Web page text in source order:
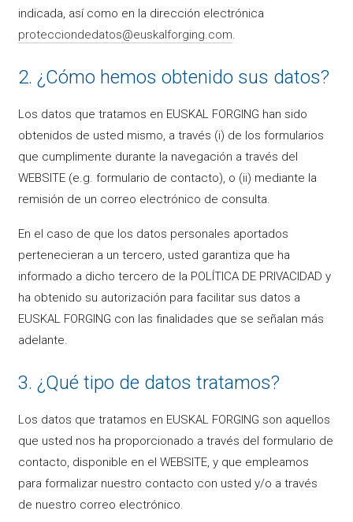
indicada, así como en la dirección electrónica
protecciondedatos@euskalforging.com.
2. ¿Cómo hemos obtenido sus datos?
Los datos que tratamos en EUSKAL FORGING han sido
obtenidos de usted mismo, a través (i) de los formularios
que cumplimente durante la navegación a través del
WEBSITE (e.g. formulario de contacto), o (ii) mediante la
remisión de un correo electrónico de consulta.
En el caso de que los datos personales aportados
pertenecieran a un tercero, usted garantiza que ha
informado a dicho tercero de la POLÍTICA DE PRIVACIDAD y
ha obtenido su autorización para facilitar sus datos a
EUSKAL FORGING con las finalidades que se señalan más
adelante.
3. ¿Qué tipo de datos tratamos?
Los datos que tratamos en EUSKAL FORGING son aquellos
que usted nos ha proporcionado a través del formulario de
contacto, disponible en el WEBSITE, y que empleamos
para formalizar nuestro contacto con usted y/o a través
de nuestro correo electrónico.